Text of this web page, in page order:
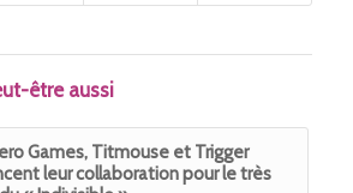
être aussi
Games, Titmouse et Trigger
leur collaboration pour le très